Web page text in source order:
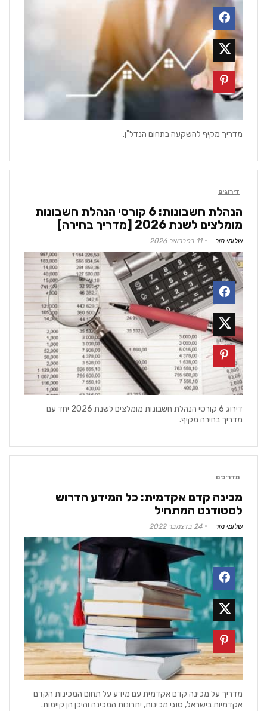
מדריך מקיף להשקעה בתחום הנדל"ן.
דירוגים
הנהלת חשבונות: 6 קורסי הנהלת חשבונות
מומלצים לשנת 2026 [מדריך בחירה]
שלומי מור 11 בפברואר 2026
דירוג 6 קורסי הנהלת חשבונות מומלצים לשנת 2026 יחד עם
מדריך בחירה מקיף.
מדריכים
מכינה קדם אקדמית: כל המידע הדרוש
לסטודנט המתחיל
שלומי מור 24 בדצמבר 2022
מדריך על מכינה קדם אקדמית עם מידע על תחום המכינות הקדם
אקדמיות בישראל, סוגי מכינות, יתרונות המכינה והיכן הן קיימות.